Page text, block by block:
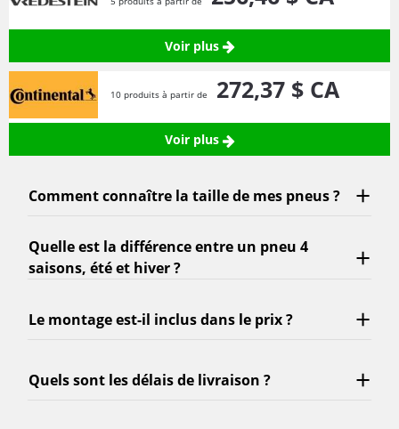
Voir plus
10 produits à partir de 272,37 $ CA
Voir plus
Comment connaître la taille de mes pneus ?
Quelle est la différence entre un pneu 4
saisons, été et hiver ?
Le montage est-il inclus dans le prix ?
Quels sont les délais de livraison ?